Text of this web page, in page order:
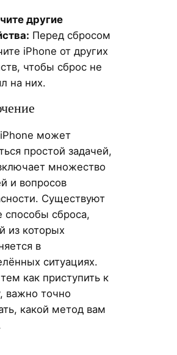
другие
Перед сбросом
iPhone от других
чтобы сброс не
на них.
может
простой задачей,
множество
и вопросов
Существуют
способы сброса,
из которых
в
ситуациях.
как приступить к
важно точно
какой метод вам